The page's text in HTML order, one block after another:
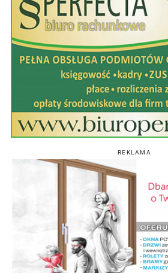
REKLAMA